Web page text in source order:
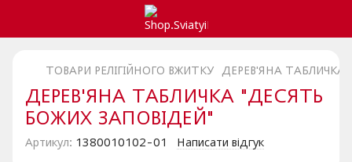
ТОВАРИ РЕЛІГІЙНОГО ВЖИТКУ ДЕРЕВ'ЯНА ТАБЛИЧКА
ДЕРЕВ'ЯНА ТАБЛИЧКА "ДЕСЯТЬ
БОЖИХ ЗАПОВІДЕЙ"
Артикул: 1380010102-01 Написати відгук